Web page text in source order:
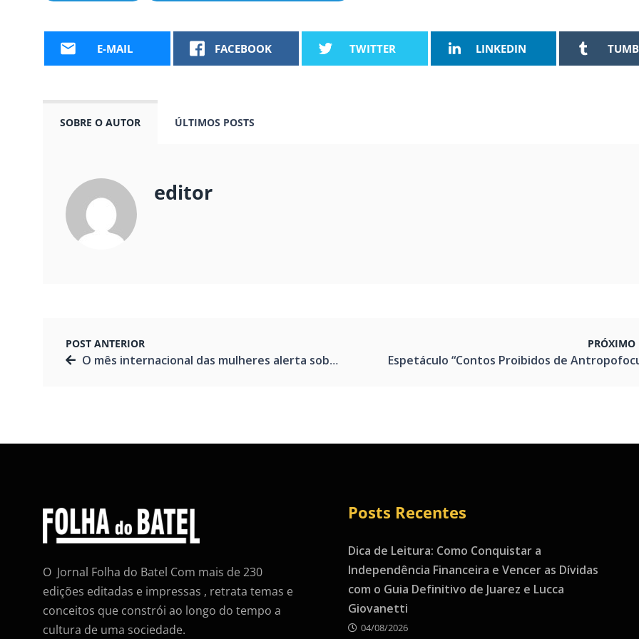
E-MAIL FACEBOOK TWITTER LINKEDIN
SOBRE O AUTOR ÚLTIMOS POSTS
editor
POST ANTERIOR
O mês internacional das mulheres alerta sobre Endometriose: causa , diagnóstico e tratamento .
PRÓXIMO
O Jornal Folha do Batel Com mais de 230
edições editadas e impressas , retrata temas e
conceitos que constrói ao longo do tempo a
cultura de uma sociedade.
Posts Recentes
Dica de Leitura: Como Conquistar a
Independência Financeira e Vencer as Dívidas
com o Guia Definitivo de Juarez e Lucca
Giovanetti
04/08/2026